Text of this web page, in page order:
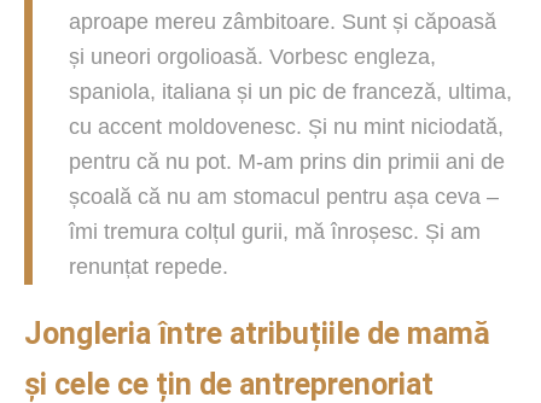
aproape mereu zâmbitoare. Sunt și căpoasă
și uneori orgolioasă. Vorbesc engleza,
spaniola, italiana și un pic de franceză, ultima,
cu accent moldovenesc. Și nu mint niciodată,
pentru că nu pot. M-am prins din primii ani de
școală că nu am stomacul pentru așa ceva –
îmi tremura colțul gurii, mă înroșesc. Și am
renunțat repede.
Jongleria între atribuțiile de mamă
și cele ce țin de antreprenoriat